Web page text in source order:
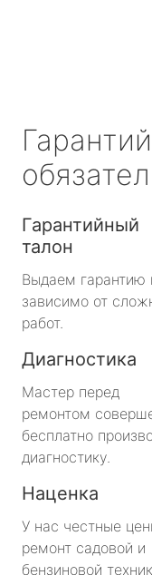
Гарантийный
талон
Выдаем гарантию
зависимо от
работ.
Диагностика
Мастер перед
ремонтом
бесплатно
диагностику.
Наценка
У нас честные
ремонт садовой и
бензиновой